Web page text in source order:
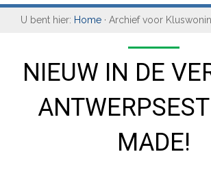
U bent hier: Home · Archief voor
NIEUW IN DE
MADE!